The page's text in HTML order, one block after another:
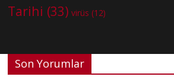
Tarihi (33) virüs (12)
Son Yorumlar